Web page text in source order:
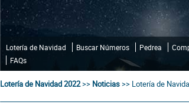
Lotería de Navidad Buscar Números Pedrea
FAQs
Lotería de Navidad 2022>> Noticias>> Lotería de